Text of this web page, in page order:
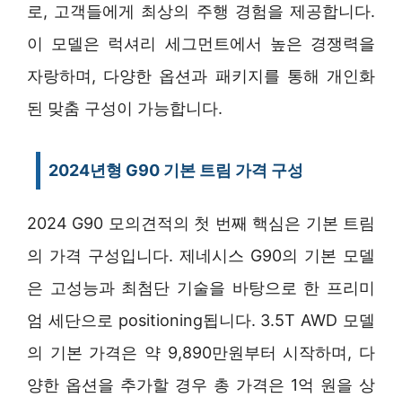
로, 고객들에게 최상의 주행 경험을 제공합니다.
이 모델은 럭셔리 세그먼트에서 높은 경쟁력을
자랑하며, 다양한 옵션과 패키지를 통해 개인화
된 맞춤 구성이 가능합니다.
2024년형 G90 기본 트림 가격 구성
2024 G90 모의견적의 첫 번째 핵심은 기본 트림
의 가격 구성입니다. 제네시스 G90의 기본 모델
은 고성능과 최첨단 기술을 바탕으로 한 프리미
엄 세단으로 positioning됩니다. 3.5T AWD 모델
의 기본 가격은 약 9,890만원부터 시작하며, 다
양한 옵션을 추가할 경우 총 가격은 1억 원을 상